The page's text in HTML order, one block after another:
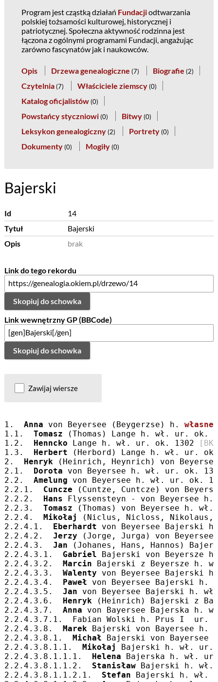
Program jest cząstką działań Fundacjiodtwarzania
polskiej tożsamości kulturowej, historycznej i
patriotycznej. Społeczna aktywność rodzinna jest
łączona z ogólnymi programami Fundacji, angażując
zarówno fascynatów jak i naukowców.
Opis Drzewa genealogiczne (7) Biografie (2)
Czytelnia (7) Właściciele ziemscy (0)
Katalog oficjalistów (0)
Powstańcy styczniowi (0) Bitwy (0)
Leksykon genealogiczny (2) Portrety (0)
Dokumenty (0) Mogiły (0)
Bajerski
Id
14
Tytuł
Bajerski
Opis
brak
Link do tego rekordu
Skopiuj do schowka
Link wewnętrzny GP (BBCode)
Skopiuj do schowka
Zawijaj wiersze
1. Anna von Beyersee (Beygerzse) h.
1.1. Tomasz (Thomas) Lange h. wł. ur. ok.
1.2. Henncko Lange h. wł. ur. ok. 1302
1.3. Herbert (Herbord) Lange h. wł. ur.
2. Henryk (Heinrich, Heynrich) von
2.1. Dorota von Beyersee h. wł. ur. ok.
2.2. Amelung von Beyersee h. wł. ur. ok.
2.2.1. Cuncze (Cuntze, Cuntcze) von
2.2.2. Hans Flyssensteyn - von Beyersee
2.2.3. Tomasz (Thomas) von Beyersee h.
2.2.4. Mikołaj
(Niclus, Nicloss, Nikolaus,
2.2.4.1. Eberhardt von Beyersee Bajerski
2.2.4.2. Jerzy (Jorge, Jurga) von
2.2.4.3. Jan (Johanes, Hans, Hannos)
2.2.4.3.1. Gabriel Bajerski von Beyersze
2.2.4.3.2. Marcin Bajerski z Beyersze h.
2.2.4.3.3. Walenty von Beyersee Bajerski
2.2.4.3.4. Paweł von Beyersee Bajerski h.
2.2.4.3.5. Jan von Beyersee Bajerski h.
2.2.4.3.6. Henryk (Heinrich) Bajerski z
2.2.4.3.7. Anna von Bayersee Bajerska h.
2.2.4.3.7.1.  Fabian Wolski h. Prus I  ur.
2.2.4.3.8. Marek Bajerski von Bayersee h.
2.2.4.3.8.1. Michał Bajerski von Bayersee
2.2.4.3.8.1.1.
Mikołaj
Bajerski h. wł. ur.
2.2.4.3.8.1.1.1. Helena Bajerska h. wł.
2.2.4.3.8.1.1.2. Stanisław Bajerski h. wł.
2.2.4.3.8.1.1.2.1. Stefan Bajerski h. wł.